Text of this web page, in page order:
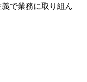
で業務に取り組ん